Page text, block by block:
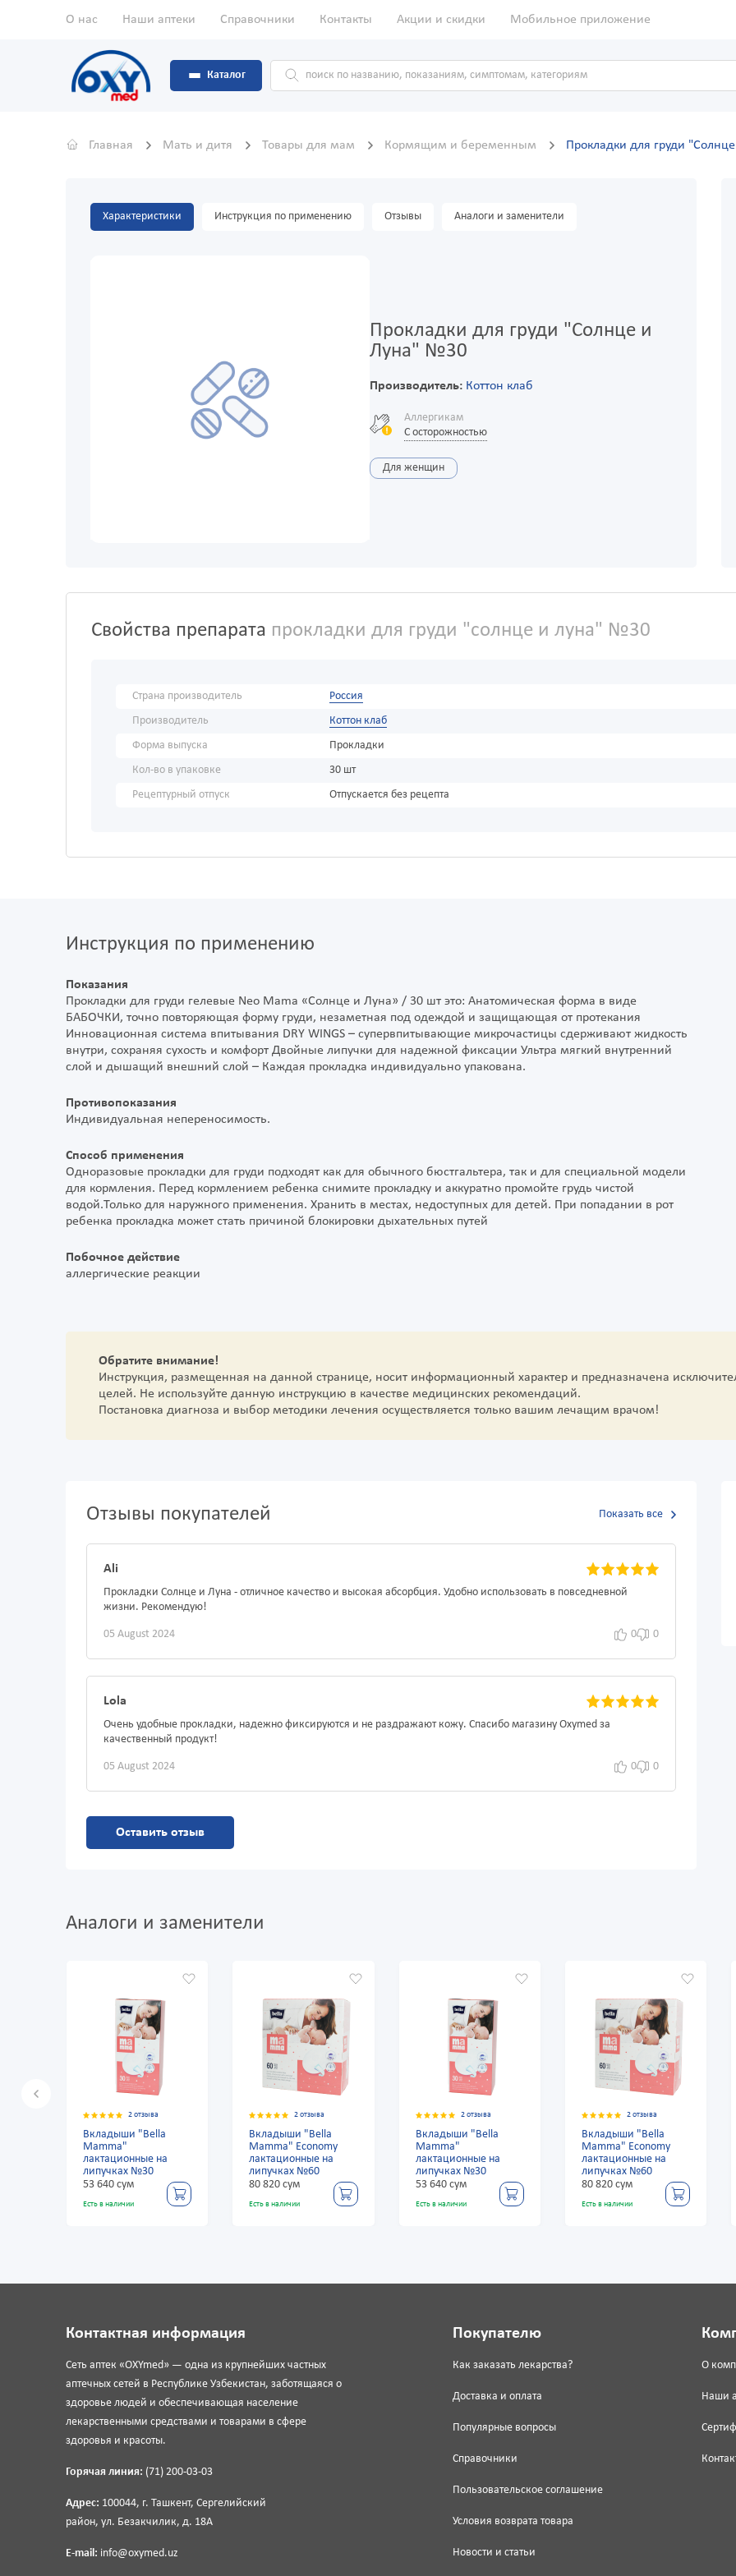
О нас Наши аптеки Справочники Контакты Акции и скидки Мобильное приложение
Каталог
Главная Мать и дитя Товары для мам Кормящим и беременным Прокладки для груди
Характеристики Инструкция по применению Отзывы Аналоги и заменители
Прокладки для груди "Солнце и
Луна" №30
Производитель: Коттон клаб
Аллергикам
С осторожностью
Для женщин
Свойства препарата прокладки для груди "солнце и луна" №30
Страна производитель
Россия
Производитель
Коттон клаб
Форма выпуска
Прокладки
Кол-во в упаковке
30 шт
Рецептурный отпуск
Отпускается без рецепта
Инструкция по применению
Показания
Прокладки для груди гелевые Neo Mama «Солнце и Луна» / 30 шт это: Анатомическая форма в виде
БАБОЧКИ, точно повторяющая форму груди, незаметная под одеждой и защищающая от протекания
Инновационная система впитывания DRY WINGS – супервпитывающие микрочастицы сдерживают жидкость
внутри, сохраняя сухость и комфорт Двойные липучки для надежной фиксации Ультра мягкий внутренний
слой и дышащий внешний слой – Каждая прокладка индивидуально упакована.
Противопоказания
Индивидуальная непереносимость.
Способ применения
Одноразовые прокладки для груди подходят как для обычного бюстгальтера, так и для специальной модели
для кормления. Перед кормлением ребенка снимите прокладку и аккуратно промойте грудь чистой
водой.Только для наружного применения. Хранить в местах, недоступных для детей. При попадании в рот
ребенка прокладка может стать причиной блокировки дыхательных путей
Побочное действие
аллергические реакции
Обратите внимание!
Инструкция, размещенная на данной странице, носит информационный характер и предназначена
целей. Не используйте данную инструкцию в качестве медицинских рекомендаций.
Постановка диагноза и выбор методики лечения осуществляется только вашим лечащим врачом!
Отзывы покупателей Показать все
Ali
Прокладки Солнце и Луна - отличное качество и высокая абсорбция. Удобно использовать в повседневной
жизни. Рекомендую!
05 August 2024 0 0
Lola
Очень удобные прокладки, надежно фиксируются и не раздражают кожу. Спасибо магазину Oxymed за
качественный продукт!
05 August 2024 0 0
Оставить отзыв
Аналоги и заменители
2 отзыва
Вкладыши "Bella
лактационные на
липучках №30
53 640 сум
Есть в наличии
2 отзыва
Вкладыши "Bella
Mamma" Economy
лактационные на
липучках №60
80 820 сум
Есть в наличии
2 отзыва
Вкладыши "Bella
лактационные на
липучках №30
53 640 сум
Есть в наличии
2 отзыва
Вкладыши "Bella
Mamma" Economy
лактационные на
липучках №60
80 820 сум
Есть в наличии
53
Есть в
Контактная информация
Сеть аптек «OXYmed» — одна из крупнейших частных
аптечных сетей в Республике Узбекистан, заботящаяся о
здоровье людей и обеспечивающая население
лекарственными средствами и товарами в сфере
здоровья и красоты.
Горячая линия: (71) 200-03-03
Адрес: 100044, г. Ташкент, Сергелийский
район, ул. Безакчилик, д. 18А
E-mail: info@oxymed.uz
Покупателю
Как заказать лекарства?
Доставка и оплата
Популярные вопросы
Справочники
Пользовательское соглашение
Условия возврата товара
Новости и статьи
О
Наши